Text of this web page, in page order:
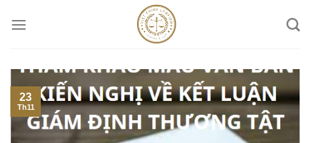
23
Th11